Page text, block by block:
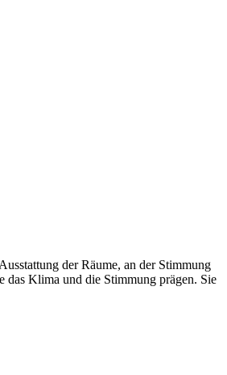
der Räume, an der Stimmung
das Klima und die Stimmung prägen. Sie